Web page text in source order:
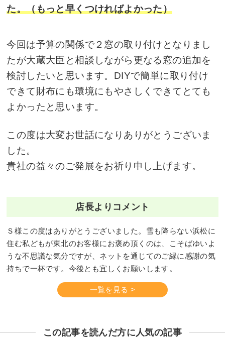
た。（もっと早くつければよかった）
今回は予算の関係で２窓の取り付けとなりまし
たが大蔵大臣と相談しながら更なる窓の追加を
検討したいと思います。DIYで簡単に取り付け
できて財布にも環境にもやさしくできてとても
よかったと思います。
この度は大変お世話になりありがとうございま
した。
貴社の益々のご発展をお祈り申し上げます。
店長よりコメント
Ｓ様この度はありがとうございました。雪も降らない浜松に
住む私どもが東北のお客様にお褒め頂くのは、こそばゆいよ
うな不思議な気分ですが、ネットを通じてのご縁に感謝の気
持ちで一杯です。今後とも宜しくお願いします。
一覧を見る >
この記事を読んだ方に人気の記事